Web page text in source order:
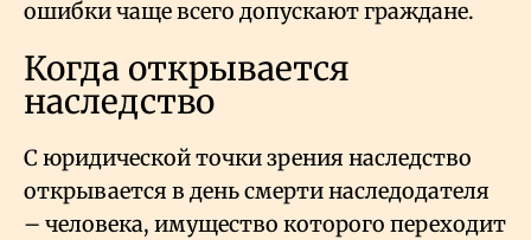
ошибки чаще всего допускают граждане.
Когда открывается
наследство
С юридической точки зрения наследство
открывается в день смерти наследодателя
– человека, имущество которого переходит